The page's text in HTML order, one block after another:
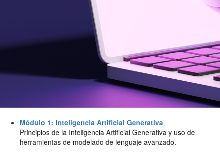
Módulo 1: Inteligencia Artificial Generativa
Principios de la Inteligencia Artificial Generativa y uso de
herramientas de modelado de lenguaje avanzado.